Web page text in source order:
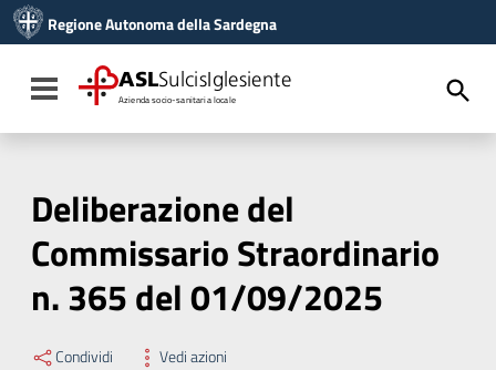
Vai al menu di navigazione
Vai al footer
Regione Autonoma della Sardegna
Toggle navigation
ASLSulcisIglesiente
Azienda socio-sanitaria locale
Deliberazione del
Commissario Straordinario
n. 365 del 01/09/2025
Condividi Vedi azioni